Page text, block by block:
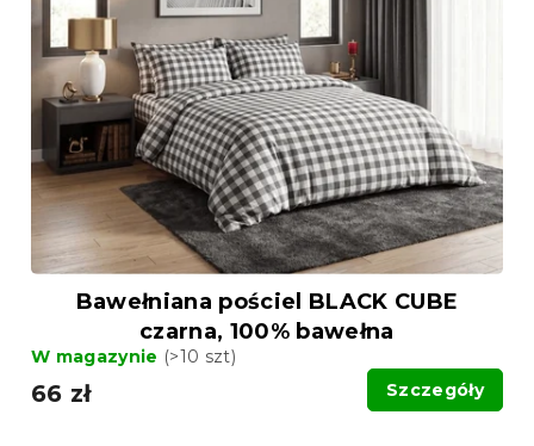
Bawełniana pościel BLACK CUBE
czarna, 100% bawełna
W magazynie (>10 szt)
66 zł Szczegóły